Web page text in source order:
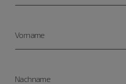
Vorname
Nachname